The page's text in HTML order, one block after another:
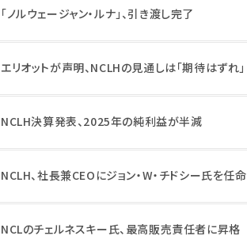
「ノルウェージャン・ルナ」、引き渡し完了
エリオットが声明、NCLHの見通しは「期待はずれ」
NCLH決算発表、2025年の純利益が半減
NCLH、社長兼CEOにジョン・W・チドシー氏を任命
NCLのチェルネスキー氏、最高販売責任者に昇格